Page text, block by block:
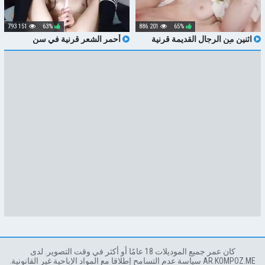
اثنين من الرجال القديمة قرنية
الملاعين أحمر الشعر في سن
65%
201 886
أحمر الشعر قرنية في سن
المراهقة اللعب العميق كس في
63%
151 793
كان عمر جميع الموديلات 18 عامًا أو أكثر في وقت التصوير. لدى
AR.KOMPOZ.ME سياسة عدم التسامح إطلاقا مع المواد الإباحية غير القانونية.